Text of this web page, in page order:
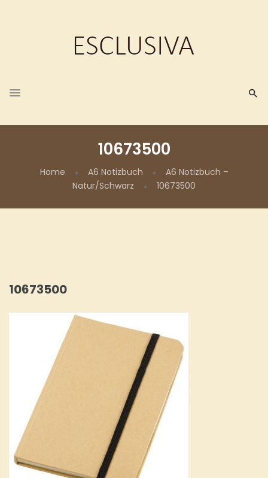
10673500
Home A6 Notizbuch
A6 Notizbuch –
Natur/Schwarz
10673500
10673500